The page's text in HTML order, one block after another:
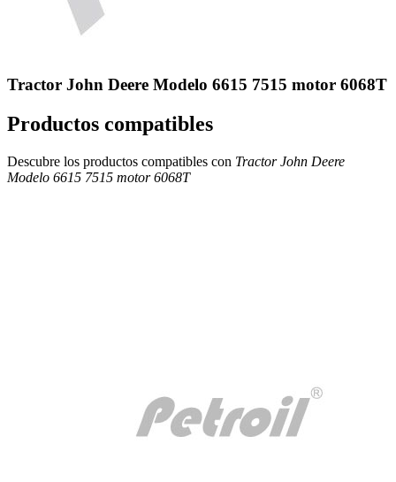
Tractor John Deere Modelo 6615 7515 motor 6068T
Productos compatibles
Descubre los productos compatibles con Tractor John Deere
Modelo 6615 7515 motor 6068T